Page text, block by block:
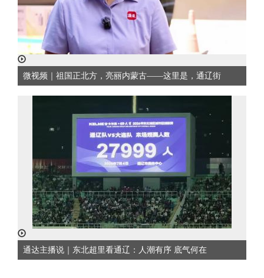
微视频｜祖国正北方，亮丽内蒙古——这里是，通辽街
通达主播说｜东北超里看通辽：人潮有序 底气何在